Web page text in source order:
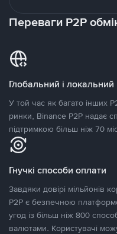
Переваги P2P
Глобальний і
У той час як багато інших
ринки, Binance P2P надає
підтримкою більш ніж 70
Гнучкі способи оплати
Завдяки довірі мільйонів
P2P є безпечною
угод із більш ніж 800
валютами. Користувачі